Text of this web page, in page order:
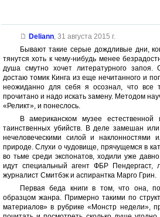
Deliann, 31 августа 2015 г.
Бывают такие серые дождливые дни,
тянутся хоть к чему-нибудь менее
душа смутно хочет литературного
достаю томик Кинга из еще нечитанного и
неожиданно для себя я осознал, что все
прочитано и надо искать замену. Методом
«Реликт», и понеслось.
В американском музее естественной
таинственных убийств. В деле замешан
нечеловеческими силой и наклонностями
природе. Слухи о чудовище, прячущемся в
во тьме среди экспонатов, ходили уже
идут специальный агент ФБР Пендергаст,
журналист Смитбэк и аспирантка Марго Грин.
Первая беда книги в том, что она,
образцом жанра. Примерно такими по
материалов» в рубрике «Монстр недели»,